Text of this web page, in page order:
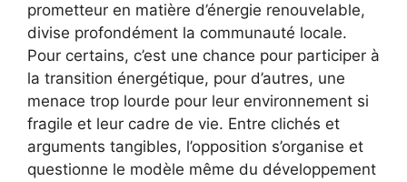
prometteur en matière d’énergie renouvelable,
divise profondément la communauté locale.
Pour certains, c’est une chance pour participer à
la transition énergétique, pour d’autres, une
menace trop lourde pour leur environnement si
fragile et leur cadre de vie. Entre clichés et
arguments tangibles, l’opposition s’organise et
questionne le modèle même du développement